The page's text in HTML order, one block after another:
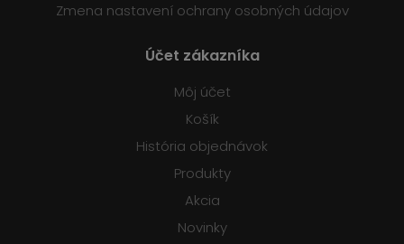
Zmena nastavení ochrany osobných údajov
Účet zákazníka
Môj účet
Košík
História objednávok
Produkty
Akcia
Novinky